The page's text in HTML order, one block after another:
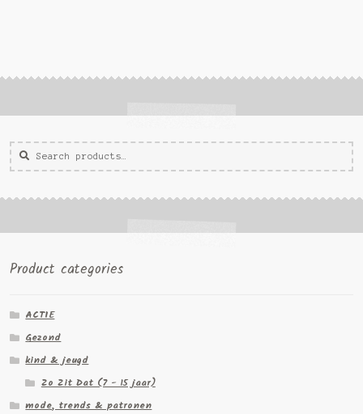
Zoeken
voor:
Zoek
Product categories
ACTIE
Gezond
kind & jeugd
Zo Zit Dat (7 - 15 jaar)
mode, trends & patronen